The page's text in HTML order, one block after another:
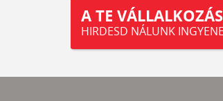
A TE
HIRDESD NÁLUNK